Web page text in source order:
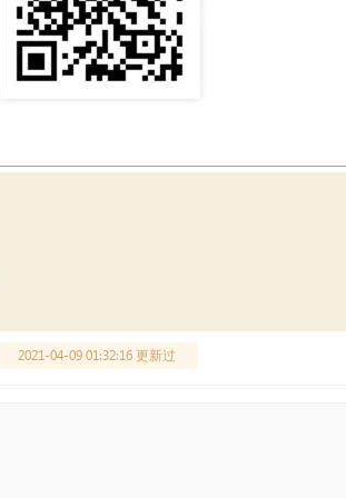
2021-04-09 01:32:16 更新过